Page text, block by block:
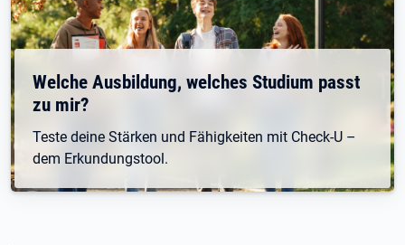
Welche Ausbildung, welches Studium passt
zu mir?
Teste deine Stärken und Fähigkeiten mit Check-U –
dem Erkundungstool.